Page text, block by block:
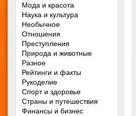
Мода и красота
Наука и культура
Необычное
Отношения
Преступления
Природа и животные
Разное
Рейтинги и факты
Рукоделие
Спорт и здоровье
Страны и путешествия
Финансы и бизнес